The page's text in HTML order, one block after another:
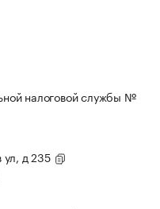
налоговой службы №
д 235